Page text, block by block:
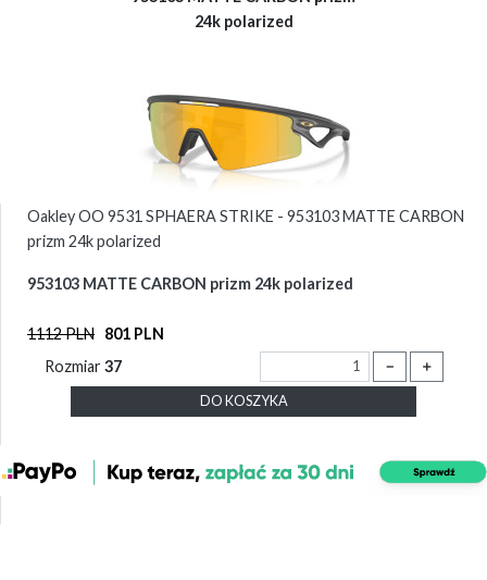
24k polarized
Oakley OO 9531 SPHAERA STRIKE - 953103 MATTE CARBON
prizm 24k polarized
953103 MATTE CARBON prizm 24k polarized
1112 PLN 801 PLN
Rozmiar37 － ＋
DO KOSZYKA